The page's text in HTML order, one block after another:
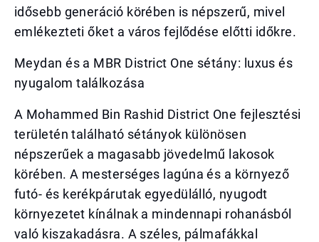
idősebb generáció körében is népszerű, mivel
emlékezteti őket a város fejlődése előtti időkre.
Meydan és a MBR District One sétány: luxus és
nyugalom találkozása
A Mohammed Bin Rashid District One fejlesztési
területén található sétányok különösen
népszerűek a magasabb jövedelmű lakosok
körében. A mesterséges lagúna és a környező
futó- és kerékpárutak egyedülálló, nyugodt
környezetet kínálnak a mindennapi rohanásból
való kiszakadásra. A széles, pálmafákkal